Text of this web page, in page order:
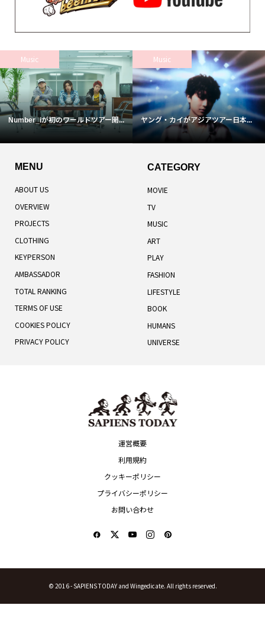
Music
Number_iが初のワールドツアー開...
Music
ヤング・カイがアジアツアー日本...
MENU
ABOUT US
OVERVIEW
PROJECTS
CLOTHING
KEYPERSON
AMBASSADOR
TOTAL RANKING
TERMS OF USE
COOKIES POLICY
PRIVACY POLICY
CATEGORY
MOVIE
TV
MUSIC
ART
PLAY
FASHION
LIFESTYLE
BOOK
HUMANS
UNIVERSE
運営概要
利用規約
クッキーポリシー
プライバシーポリシー
お問い合わせ
© 2016 -SAPIENS TODAY and Wingedicate. All rights reserved.